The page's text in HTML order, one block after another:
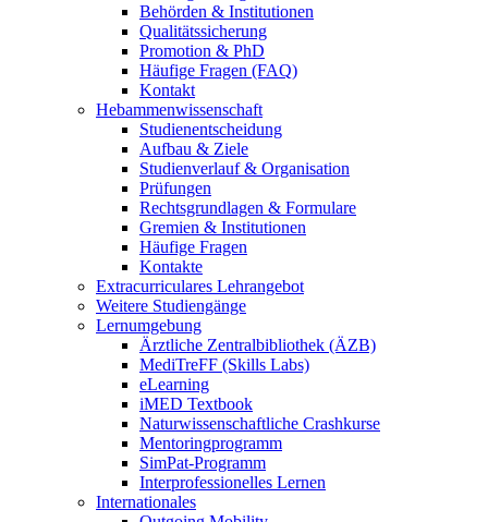
Behörden & Institutionen
Qualitätssicherung
Promotion & PhD
Häufige Fragen (FAQ)
Kontakt
Hebammenwissenschaft
Studienentscheidung
Aufbau & Ziele
Studienverlauf & Organisation
Prüfungen
Rechtsgrundlagen & Formulare
Gremien & Institutionen
Häufige Fragen
Kontakte
Extracurriculares Lehrangebot
Weitere Studiengänge
Lernumgebung
Ärztliche Zentralbibliothek (ÄZB)
MediTreFF (Skills Labs)
eLearning
iMED Textbook
Naturwissenschaftliche Crashkurse
Mentoringprogramm
SimPat-Programm
Interprofessionelles Lernen
Internationales